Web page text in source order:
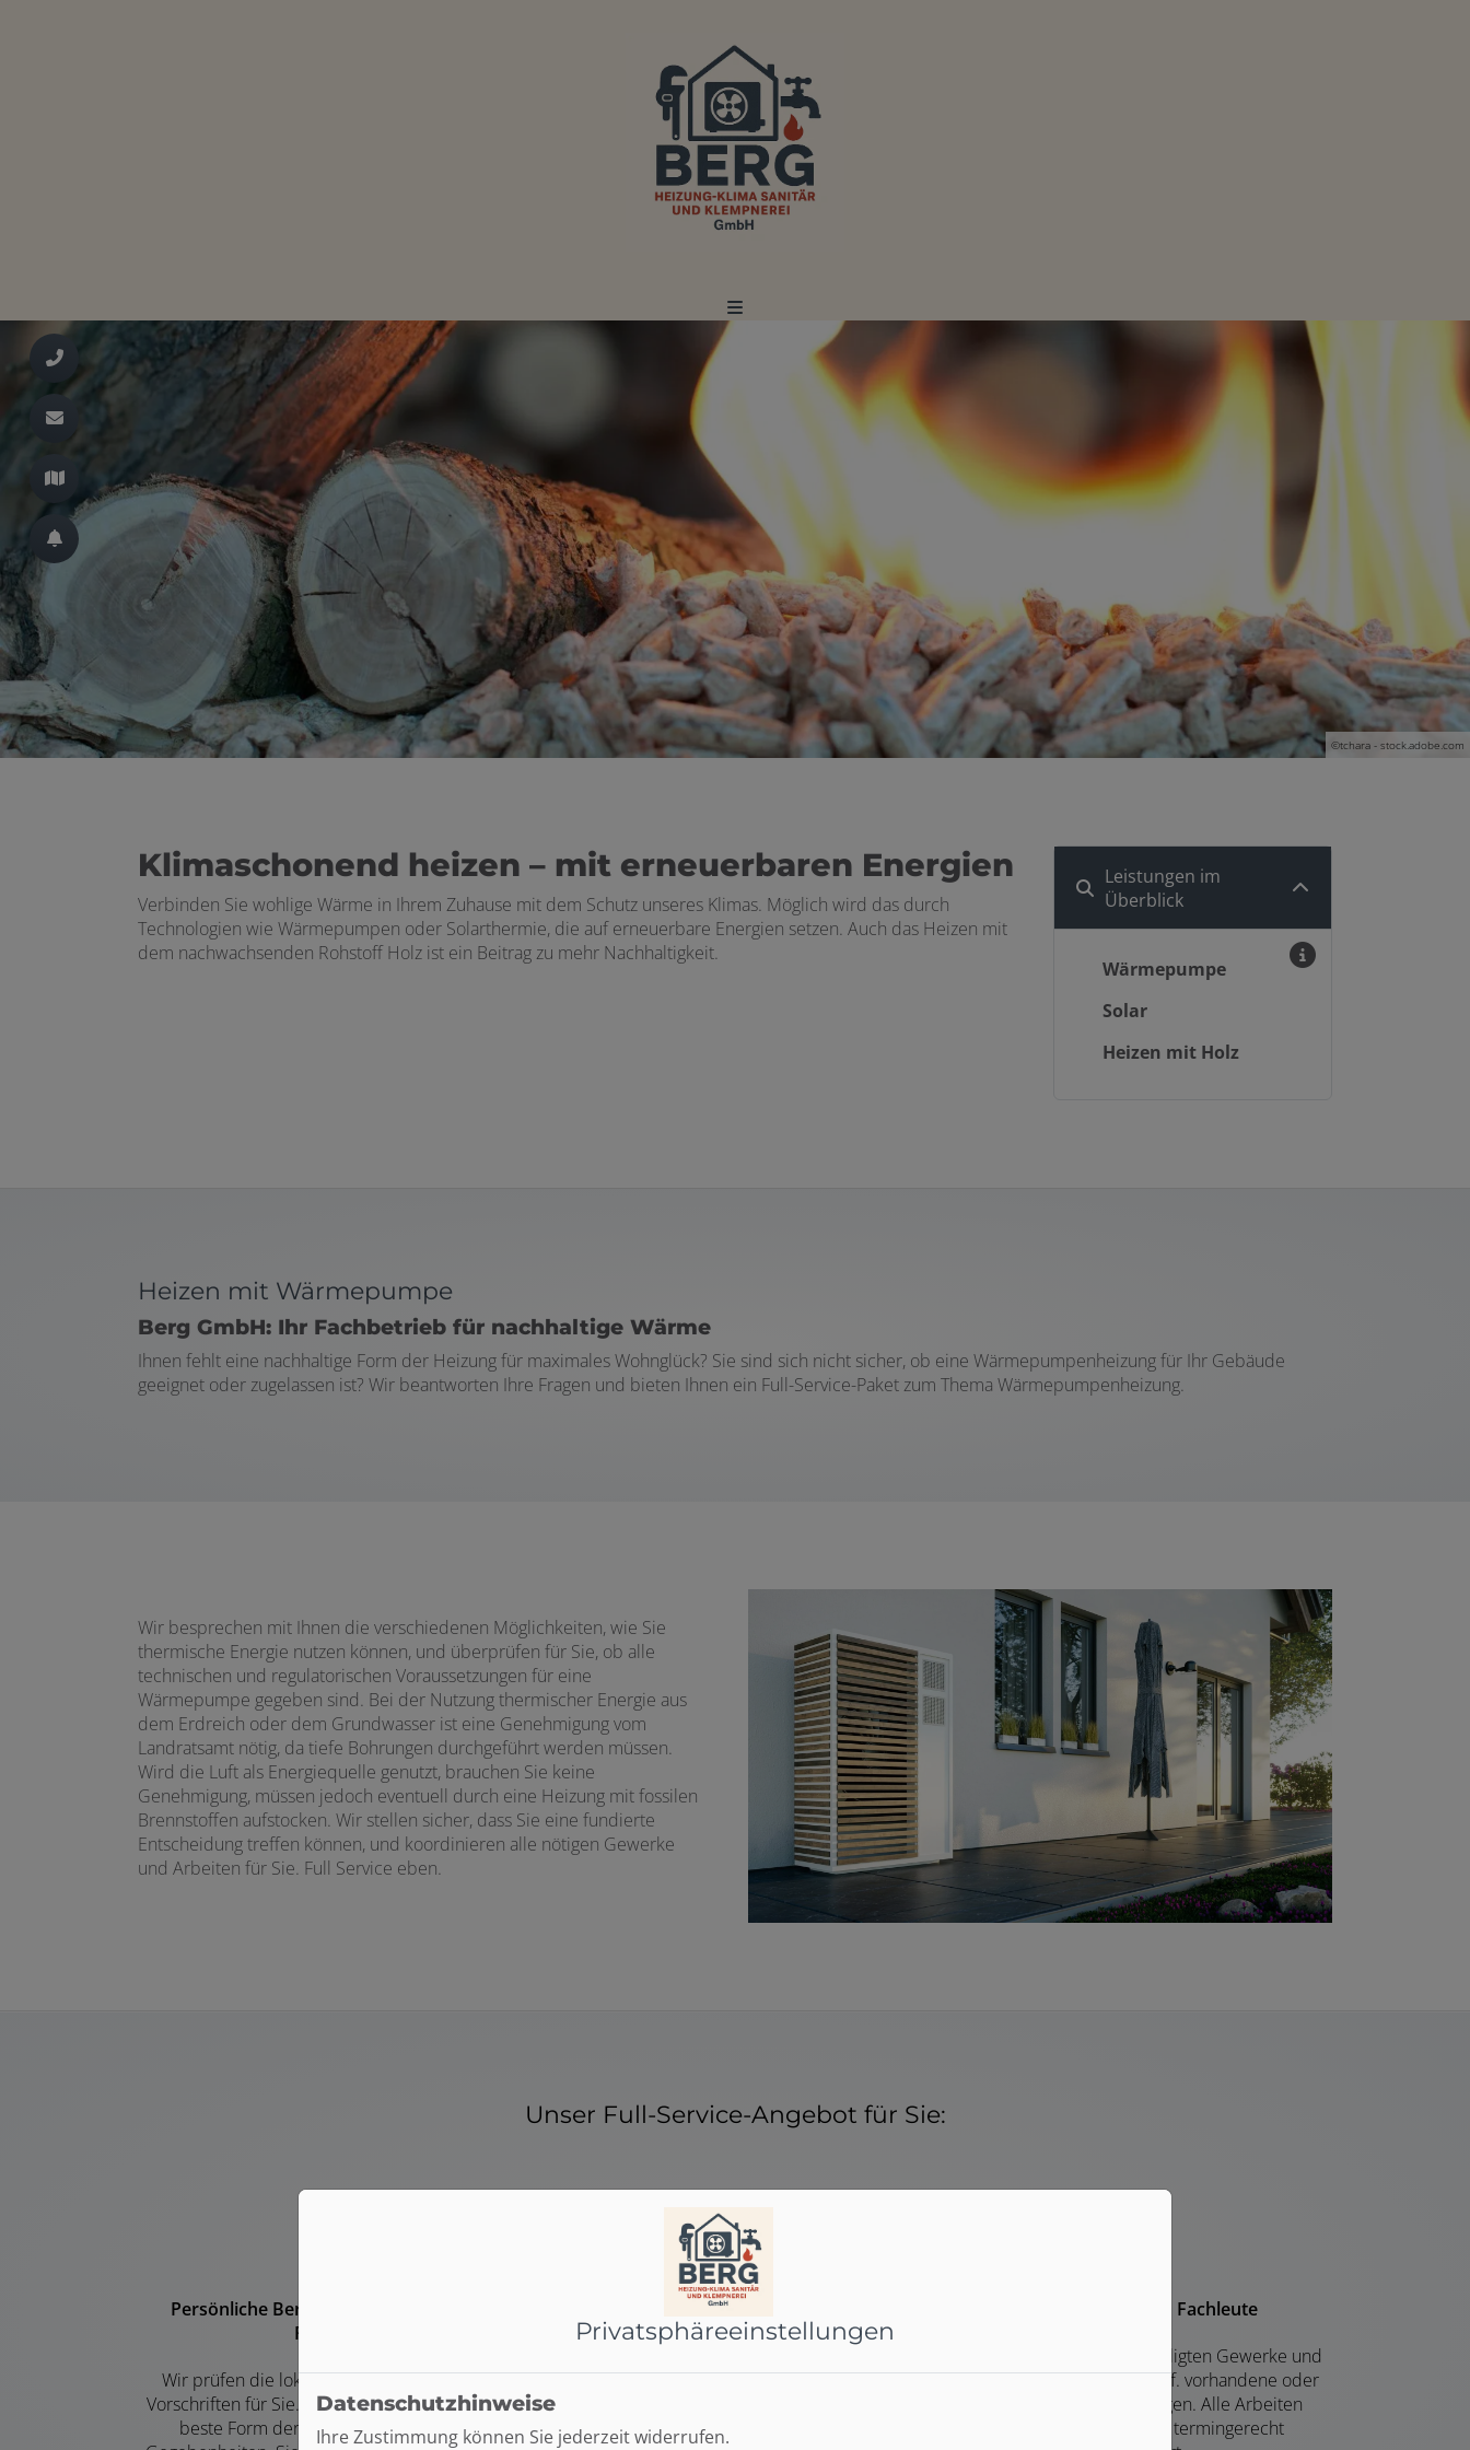
©tchara - stock.adobe.com
Klimaschonend heizen – mit erneuerbaren Energien
Verbinden Sie wohlige Wärme in Ihrem Zuhause mit dem Schutz unseres Klimas. Möglich wird das durch
Technologien wie Wärmepumpen oder Solarthermie, die auf erneuerbare Energien setzen. Auch das Heizen mit
dem nachwachsenden Rohstoff Holz ist ein Beitrag zu mehr Nachhaltigkeit.
Leistungen im
Überblick
Wärmepumpe
Solar
Heizen mit Holz
Heizen mit Wärmepumpe
Berg GmbH: Ihr Fachbetrieb für nachhaltige Wärme
Ihnen fehlt eine nachhaltige Form der Heizung für maximales Wohnglück? Sie sind sich nicht sicher, ob eine Wärmepumpenheizung für Ihr Gebäude
geeignet oder zugelassen ist? Wir beantworten Ihre Fragen und bieten Ihnen ein Full-Service-Paket zum Thema Wärmepumpenheizung.
Wir besprechen mit Ihnen die verschiedenen Möglichkeiten, wie Sie
thermische Energie nutzen können, und überprüfen für Sie, ob alle
technischen und regulatorischen Voraussetzungen für eine
Wärmepumpe gegeben sind. Bei der Nutzung thermischer Energie aus
dem Erdreich oder dem Grundwasser ist eine Genehmigung vom
Landratsamt nötig, da tiefe Bohrungen durchgeführt werden müssen.
Wird die Luft als Energiequelle genutzt, brauchen Sie keine
Genehmigung, müssen jedoch eventuell durch eine Heizung mit fossilen
Brennstoffen aufstocken. Wir stellen sicher, dass Sie eine fundierte
Entscheidung treffen können, und koordinieren alle nötigen Gewerke
und Arbeiten für Sie. Full Service eben.
Unser Full-Service-Angebot für Sie:
Persönliche Beratung und individuelle
Planung
Wir prüfen die lokalen Gegebenheiten und
Vorschriften für Sie. Gemeinsam finden wir die
beste Form der Wärmepumpe für Ihre
Hohe Qualität und fachgerechte
Ausführung
Ausschließlich hochwertige Produkte führender
Garantieleistungen inklusive. Installation,
Installation durch Fachleute
Wir koordinieren alle beteiligten Gewerke und
Ämter. Abstimmung auf ggf. vorhandene oder
benötigte Heizungsanlagen. Alle Arbeiten
werden sorgfältig und termingerecht
öffnen und schließen
öffnen und schließen
Privatsphäre­einstellungen
Datenschutzhinweise
Ihre Zustimmung können Sie jederzeit widerrufen.